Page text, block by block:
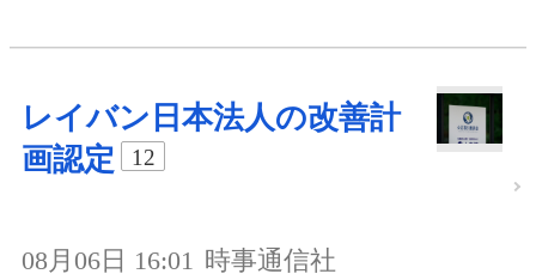
レイバン日本法人の改善計
画認定
12
08月06日 16:01 時事通信社